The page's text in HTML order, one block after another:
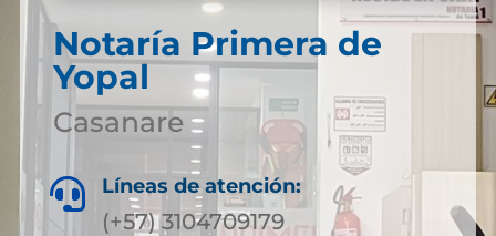
Notaría Primera de
Yopal
Casanare
 Líneas de atención:
(+57) 3104709179